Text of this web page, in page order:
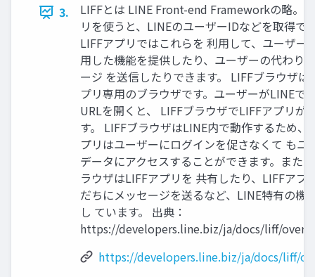
3.
LIFFとは LINE Front-end Frameworkの略。
リを使うと、LINEのユーザーIDなどを取得で
LIFFアプリではこれらを 利用して、ユーザー
用した機能を提供したり、ユーザーの代わり
ージ を送信したりできます。 LIFFブラウザは
プリ専用のブラウザです。ユーザーがLINEで
URLを開くと、 LIFFブラウザでLIFFアプリが
す。 LIFFブラウザはLINE内で動作するため、
プリはユーザーにログインを促さなくて もユ
データにアクセスすることができます。また
ラウザはLIFFアプリを 共有したり、LIFFアプ
だちにメッセージを送るなど、LINE特有の機
し ています。 出典：
https://developers.line.biz/ja/docs/liff/
https://developers.line.biz/ja/docs/liff/